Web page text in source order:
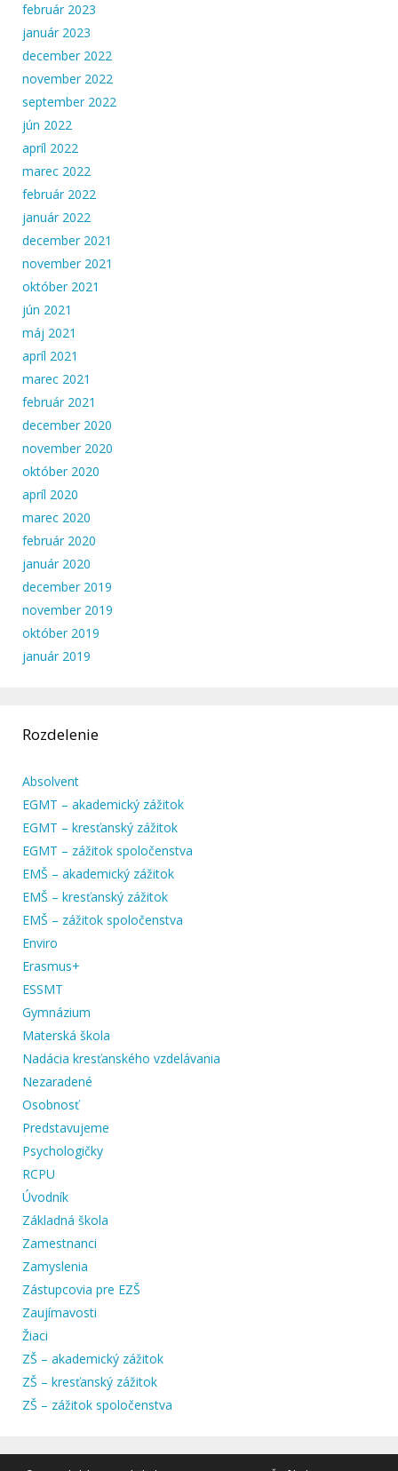
február 2023
január 2023
december 2022
november 2022
september 2022
jún 2022
apríl 2022
marec 2022
február 2022
január 2022
december 2021
november 2021
október 2021
jún 2021
máj 2021
apríl 2021
marec 2021
február 2021
december 2020
november 2020
október 2020
apríl 2020
marec 2020
február 2020
január 2020
december 2019
november 2019
október 2019
január 2019
Rozdelenie
Absolvent
EGMT – akademický zážitok
EGMT – kresťanský zážitok
EGMT – zážitok spoločenstva
EMŠ – akademický zážitok
EMŠ – kresťanský zážitok
EMŠ – zážitok spoločenstva
Enviro
Erasmus+
ESSMT
Gymnázium
Materská škola
Nadácia kresťanského vzdelávania
Nezaradené
Osobnosť
Predstavujeme
Psychologičky
RCPU
Úvodník
Základná škola
Zamestnanci
Zamyslenia
Zástupcovia pre EZŠ
Zaujímavosti
Žiaci
ZŠ – akademický zážitok
ZŠ – kresťanský zážitok
ZŠ – zážitok spoločenstva